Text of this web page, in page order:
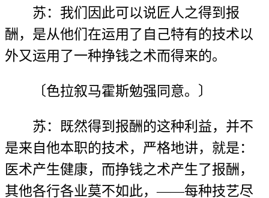
苏：我们因此可以说匠人之得到报
酬，是从他们在运用了自己特有的技术以
外又运用了一种挣钱之术而得来的。
〔色拉叙马霍斯勉强同意。〕
苏：既然得到报酬的这种利益，并不
是来自他本职的技术，严格地讲，就是：
医术产生健康，而挣钱之术产生了报酬，
其他各行各业莫不如此，——每种技艺尽